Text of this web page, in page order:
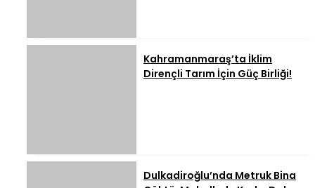
Kahramanmaraş’ta İklim
Dirençli Tarım İçin Güç Birliği!
Dulkadiroğlu’nda Metruk Bina